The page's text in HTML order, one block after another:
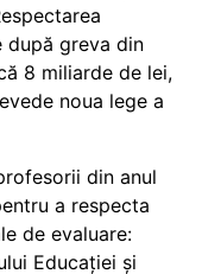
după greva din
8 miliarde de lei,
noua lege a
din anul
a respecta
de evaluare:
Educației și